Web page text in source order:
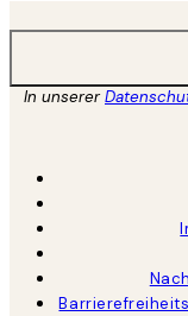
In unserer